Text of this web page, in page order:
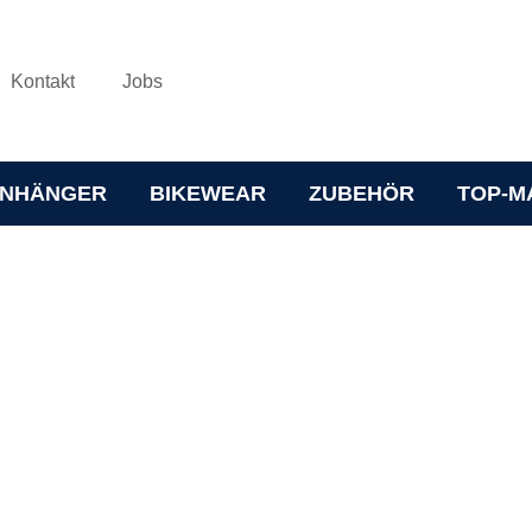
Kontakt Jobs
BIKEWEAR ZUBEHÖR TOP-